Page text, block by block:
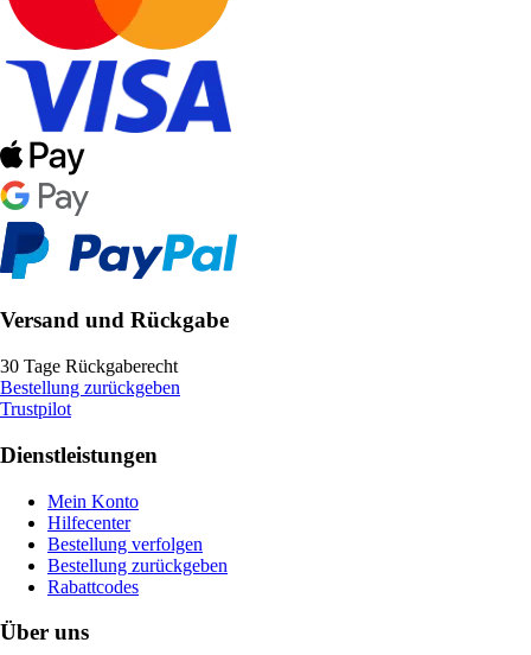
Versand und Rückgabe
30 Tage Rückgaberecht
Bestellung zurückgeben
Trustpilot
Dienstleistungen
Mein Konto
Hilfecenter
Bestellung verfolgen
Bestellung zurückgeben
Rabattcodes
Über uns